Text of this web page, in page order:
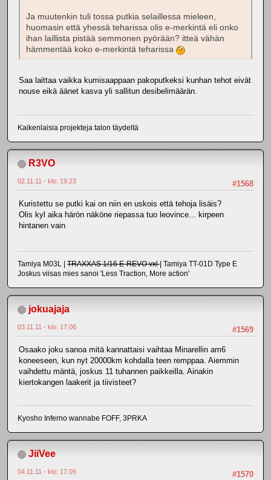
Ja muutenkin tuli tossa putkia selaillessa mieleen,
huomasin että yhessä teharissa olis e-merkintä eli onko
ihan laillista pistää semmonen pyörään? itteä vähän
hämmentää koko e-merkintä teharissa
Saa laittaa vaikka kumisaappaan pakoputkeksi kunhan tehot eivät
nouse eikä äänet kasva yli sallitun desibelimäärän.
Kaikenlaisia projekteja talon täydeltä
R3VO
#1568
02.11.11 - klo: 19.23
Kuristettu se putki kai on niin en uskois että tehoja lisäis?
Olis kyl aika härön näköne riepassa tuo leovince... kirpeen
hintanen vain
Tamiya M03L | TRAXXAS 1/16 E-REVO vxl| Tamiya TT-01D Type E
Joskus viisas mies sanoi 'Less Traction, More action'
jokuajaja
#1569
03.11.11 - klo: 17.06
Osaako joku sanoa mitä kannattaisi vaihtaa Minarellin am6
koneeseen, kun nyt 20000km kohdalla teen remppaa. Aiemmin
vaihdettu mäntä, joskus 11 tuhannen paikkeilla. Ainakin
kiertokangen laakerit ja tiivisteet?
Kyosho Inferno wannabe FOFF, 3PRKA
JiiVee
#1570
04.11.11 - klo: 17.05